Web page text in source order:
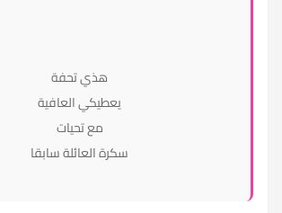
هذي تحفة
يعطيكي العافية
مع تحيات
سكرة العائلة سابقا